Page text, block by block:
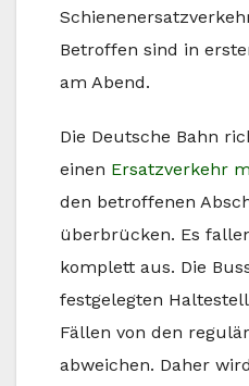
Betroffen sind in
am Abend.
Die Deutsche Bahn
einen Ersatzverkehr
den betroffenen
überbrücken. Es
komplett aus. Die
festgelegten
Fällen von den
abweichen. Daher